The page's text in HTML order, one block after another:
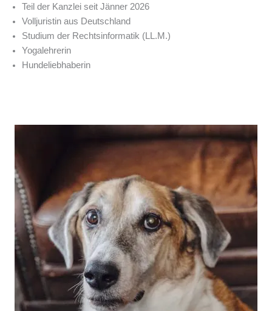
Teil der Kanzlei seit Jänner 2026
Volljuristin aus Deutschland
Studium der Rechtsinformatik (LL.M.)
Yogalehrerin
Hundeliebhaberin